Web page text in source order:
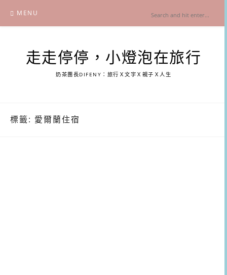
content
MENU
走走停停，小燈泡在旅行
奶茶團長DIFENY：旅行Ｘ文字Ｘ親子Ｘ人生
標籤: 愛爾蘭住宿